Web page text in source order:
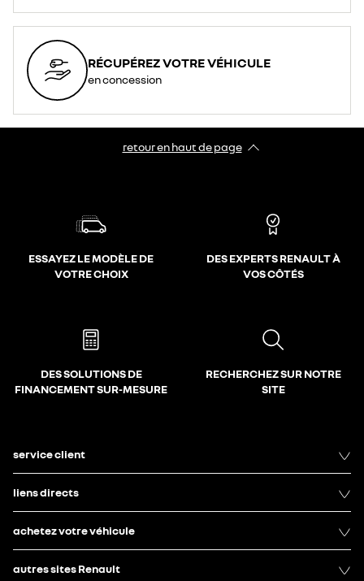
RÉCUPÉREZ VOTRE VÉHICULE
en concession
retour en haut de page​
ESSAYEZ LE MODÈLE DE
VOTRE CHOIX
DES EXPERTS RENAULT À
VOS CÔTÉS
DES SOLUTIONS DE
FINANCEMENT SUR-MESURE
RECHERCHEZ SUR NOTRE
SITE
service client
liens directs
achetez votre véhicule
autres sites Renault